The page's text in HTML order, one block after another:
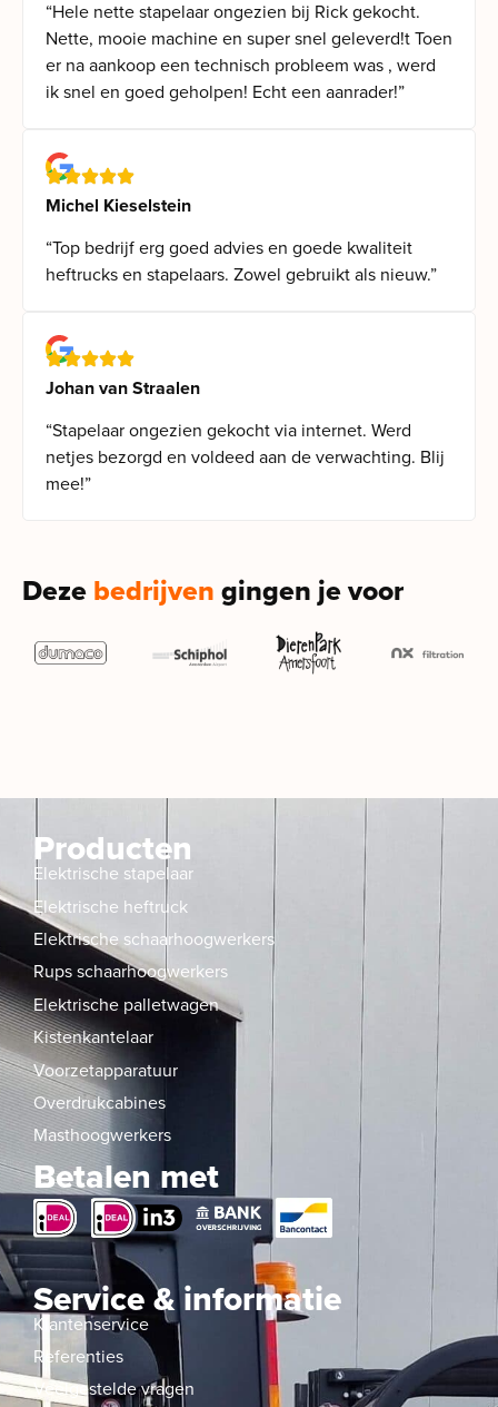
“Hele nette stapelaar ongezien bij Rick gekocht.
Nette, mooie machine en super snel geleverd!t Toen
er na aankoop een technisch probleem was , werd
ik snel en goed geholpen! Echt een aanrader!”
Michel Kieselstein
“Top bedrijf erg goed advies en goede kwaliteit
heftrucks en stapelaars. Zowel gebruikt als nieuw.”
Johan van Straalen
“Stapelaar ongezien gekocht via internet. Werd
netjes bezorgd en voldeed aan de verwachting. Blij
mee!”
Dezebedrijvengingen je voor
Producten
Elektrische stapelaar
Elektrische heftruck
Elektrische schaarhoogwerkers
Rups schaarhoogwerkers
Elektrische palletwagen
Kistenkantelaar
Voorzetapparatuur
Overdrukcabines
Masthoogwerkers
Betalen met
Service & informatie
Klantenservice
Referenties
Veelgestelde vragen